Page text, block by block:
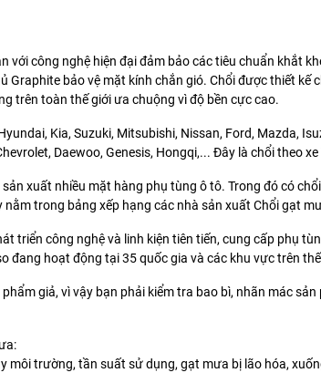
với công nghệ hiện đại đảm bảo các tiêu chuẩn khắt
bảo vệ mặt kính chắn gió. Chổi được thiết
trên toàn thế giới ưa chuộng vì độ bền cực cao.
Kia, Suzuki, Mitsubishi, Nissan, Ford, Mazda,
Daewoo, Genesis, Hongqi,... Đây là chổi theo
xuất nhiều mặt hàng phụ tùng ô tô. Trong đó có
nằm trong bảng xếp hạng các nhà sản xuất Chổi gạt
triển công nghệ và linh kiện tiên tiến, cung cấp phụ
đang hoạt động tại 35 quốc gia và các khu vực trên
giả, vì vậy bạn phải kiểm tra bao bì, nhãn mác
môi trường, tần suất sử dụng, gạt mưa bị lão hóa,